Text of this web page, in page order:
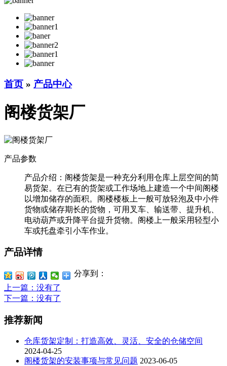
首页 » 产品中心
阁楼货架厂
产品参数
产品介绍： 阁楼货架是一种充分利用仓库上层空间的简
易货架。在已有的货架或工作场地上建造一个中间阁楼
以增加储存的面积。阁楼楼板上一般可放轻泡及中小件
货物或储存期长的货物，可用叉车、输送带、提升机、
电动葫芦或升降平台提升货物。阁楼上一般采用轻型小
车或托盘牵引小车作业。
产品详情
分享到：
上一篇 ：没有了
下一篇 ：没有了
推荐新闻
仓库货架定制：打造高效、灵活、安全的仓储空间
2024-04-25
阁楼货架的安装事项与常见问题 2023-06-05